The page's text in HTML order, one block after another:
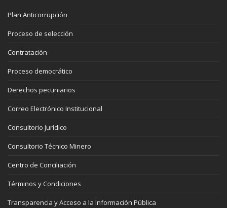
Plan Anticorrupción
Proceso de selección
Contratación
Proceso democrático
Derechos pecuniarios
Correo Electrónico Institucional
Consultorio Jurídico
Consultorio Técnico Minero
Centro de Conciliación
Términos y Condiciones
Transparencia y Acceso a la Información Pública